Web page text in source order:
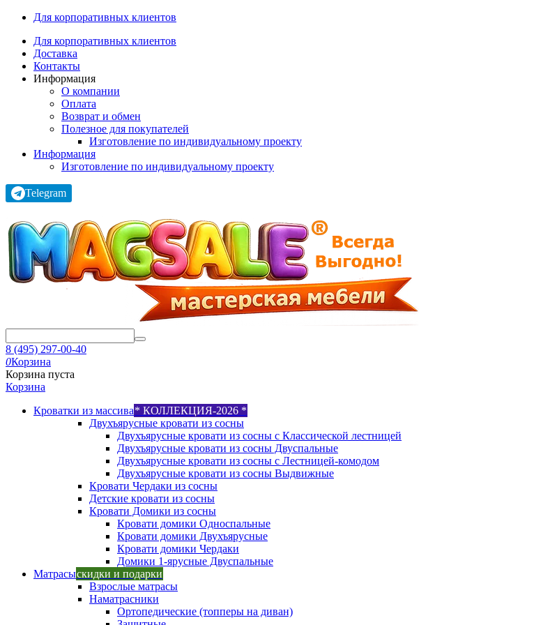
Для корпоративных клиентов
Для корпоративных клиентов
Доставка
Контакты
Информация
О компании
Оплата
Возврат и обмен
Полезное для покупателей
Изготовление по индивидуальному проекту
Информация
Изготовление по индивидуальному проекту
Telegram
8 (495) 297-00-40
0Корзина
Корзина пуста
Корзина
Кроватки из массива* КОЛЛЕКЦИЯ-2026 *
Двухъярусные кровати из сосны
Двухъярусные кровати из сосны с Классической лестницей
Двухъярусные кровати из сосны Двуспальные
Двухъярусные кровати из сосны с Лестницей-комодом
Двухъярусные кровати из сосны Выдвижные
Кровати Чердаки из сосны
Детские кровати из сосны
Кровати Домики из сосны
Кровати домики Односпальные
Кровати домики Двухъярусные
Кровати домики Чердаки
Домики 1-ярусные Двуспальные
Матрасыскидки и подарки
Взрослые матрасы
Наматрасники
Ортопедические (топперы на диван)